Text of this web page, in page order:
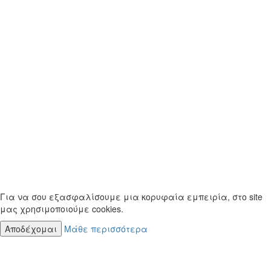
Για να σου εξασφαλίσουμε μια κορυφαία εμπειρία, στο site
μας χρησιμοποιούμε cookies.
Αποδέχομαι
Μάθε περισσότερα